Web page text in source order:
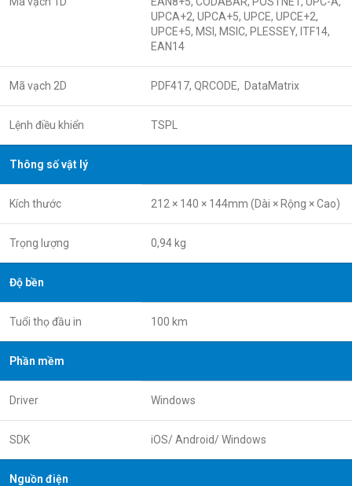
UPCA+2, UPCA+5, UPCE, UPCE+2,
UPCE+5, MSI, MSIC, PLESSEY, ITF14,
EAN14
Mã vạch 2D PDF417, QRCODE, DataMatrix
Lệnh điều khiển TSPL
Thông số vật lý
Kích thước 212 × 140 × 144mm (Dài × Rộng × Cao)
Trọng lượng 0,94 kg
Độ bền
Tuổi thọ đầu in 100 km
Phần mềm
Driver Windows
SDK iOS/ Android/ Windows
Nguồn điện